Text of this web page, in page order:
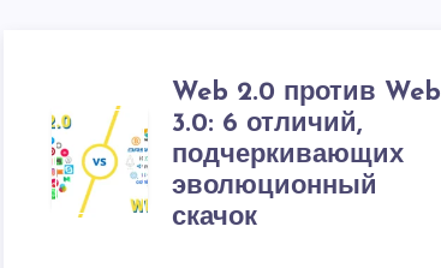
Web 2.0 против Web
3.0: 6 отличий,
подчеркивающих
эволюционный
скачок